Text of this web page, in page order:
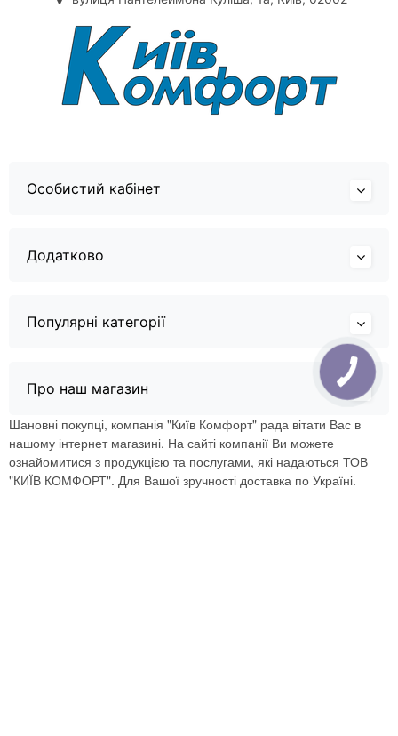
Особистий кабінет
Додатково
Популярні категорії
Про наш магазин
Шановні покупці, компанія "Київ Комфорт" рада вітати Вас в
нашому інтернет магазині. На сайті компанії Ви можете
ознайомитися з продукцією та послугами, які надаються ТОВ
"КИЇВ КОМФОРТ". Для Вашої зручності доставка по Україні.